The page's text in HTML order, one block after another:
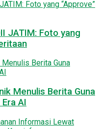
JATIM: Foto yang
Menulis Berita Guna
AI